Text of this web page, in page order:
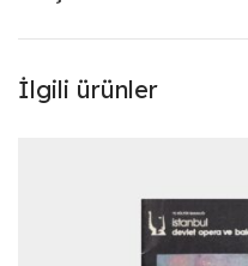
İlgili ürünler